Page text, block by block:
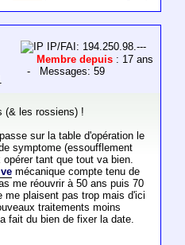
IP/FAI: 194.250.98.---
Membre depuis : 17 ans
- Messages: 59
(& les rossiens) !
sur la table d'opération le
symptome (essoufflement
tant que tout va bien.
mécanique compte tenu de
me réouvrir à 50 ans puis 70
me plaisent pas trop mais d'ici
traitements moins
fait du bien de fixer la date.